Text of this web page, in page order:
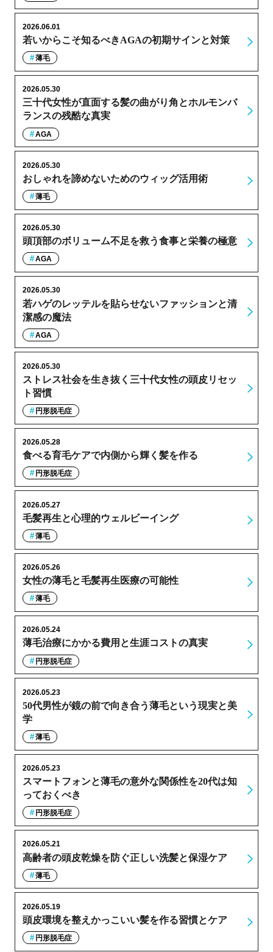
若いからこそ知るべきAGAの初期サインと対策
2026.06.01
薄毛
三十代女性が直面する髪の曲がり角とホルモンバ
ランスの残酷な真実
2026.05.30
AGA
おしゃれを諦めないためのウィッグ活用術
2026.05.30
薄毛
頭頂部のボリューム不足を救う食事と栄養の極意
2026.05.30
AGA
若ハゲのレッテルを貼らせないファッションと清
潔感の魔法
2026.05.30
AGA
ストレス社会を生き抜く三十代女性の頭皮リセッ
ト習慣
2026.05.30
円形脱毛症
食べる育毛ケアで内側から輝く髪を作る
2026.05.28
円形脱毛症
毛髪再生と心理的ウェルビーイング
2026.05.27
薄毛
女性の薄毛と毛髪再生医療の可能性
2026.05.26
薄毛
薄毛治療にかかる費用と生涯コストの真実
2026.05.24
円形脱毛症
50代男性が鏡の前で向き合う薄毛という現実と美
学
2026.05.23
薄毛
スマートフォンと薄毛の意外な関係性を20代は知
っておくべき
2026.05.23
円形脱毛症
高齢者の頭皮乾燥を防ぐ正しい洗髪と保湿ケア
2026.05.21
薄毛
頭皮環境を整えかっこいい髪を作る習慣とケア
2026.05.19
円形脱毛症